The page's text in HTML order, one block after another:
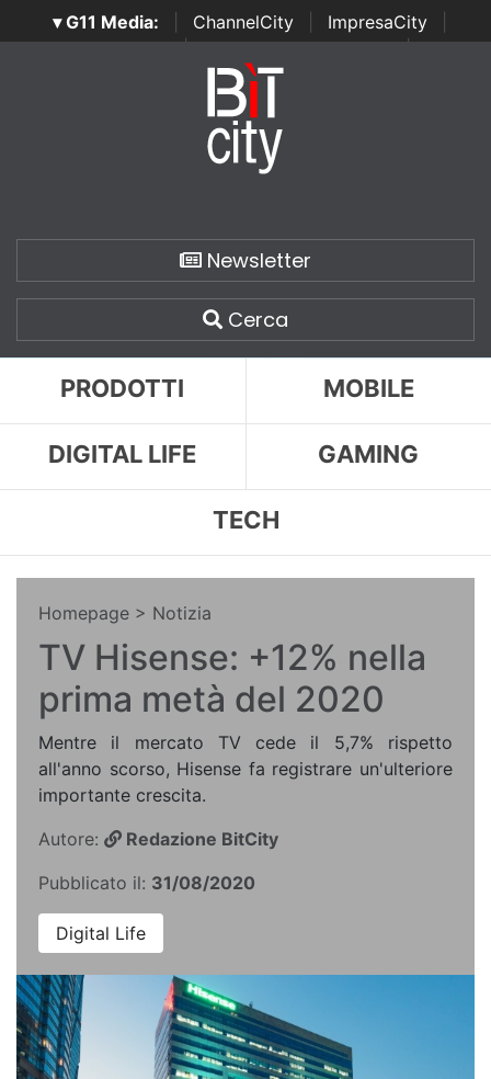
▾ G11 Media: ChannelCity ImpresaCity
SecurityOpenLab | Italian Channel Awards | Italian
Italian Security Awards
Newsletter
Cerca
PRODOTTI MOBILE
DIGITAL LIFE GAMING
TECH
Homepage > Notizia
TV Hisense: +12% nella
prima metà del 2020
Mentre il mercato TV cede il 5,7% rispetto
all'anno scorso, Hisense fa registrare un'ulteriore
importante crescita.
Autore:
Redazione BitCity
Pubblicato il: 31/08/2020
Digital Life